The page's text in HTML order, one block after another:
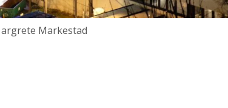
Markestad